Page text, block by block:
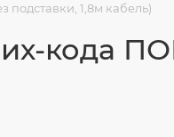
1,8м кабель)
кода